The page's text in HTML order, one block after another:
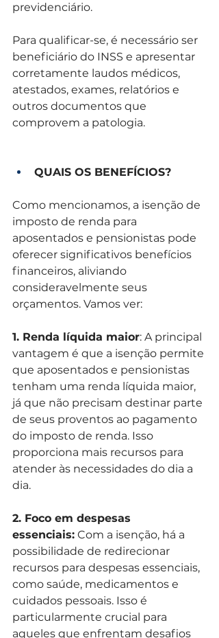
previdenciário.
Para qualificar-se, é necessário ser
beneficiário do INSS e apresentar
corretamente laudos médicos,
atestados, exames, relatórios e
outros documentos que
comprovem a patologia.
QUAIS OS BENEFÍCIOS?
Como mencionamos, a isenção de
imposto de renda para
aposentados e pensionistas pode
oferecer significativos benefícios
financeiros, aliviando
consideravelmente seus
orçamentos. Vamos ver:
1. Renda líquida maior: A principal
vantagem é que a isenção permite
que aposentados e pensionistas
tenham uma renda líquida maior,
já que não precisam destinar parte
de seus proventos ao pagamento
do imposto de renda. Isso
proporciona mais recursos para
atender às necessidades do dia a
dia.
2. Foco em despesas
essenciais: Com a isenção, há a
possibilidade de redirecionar
recursos para despesas essenciais,
como saúde, medicamentos e
cuidados pessoais. Isso é
particularmente crucial para
aqueles que enfrentam desafios